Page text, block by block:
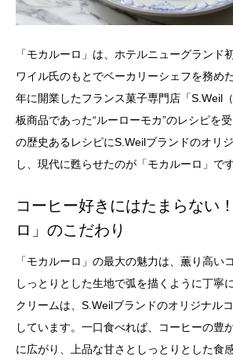
「モカルーロ」は、ホテルニューグランド
ワイル氏のもとでベーカリーシェフを務め
年に開業したフランス菓子専門店「S.Weil
板商品であった“ルーローモカ”のレシピを
の歴史あるレシピにS.Weilブランドのオリ
し、現代に甦らせたのが「モカルーロ」です
コーヒー好きにはたまらない
ロ」のこだわり
「モカルーロ」の最大の魅力は、薫り高い
しっとりとした生地で弧を描くように丁寧
クリームは、S.Weilブランドのオリジナル
しています。一口食べれば、コーヒーの豊
に広がり、上品な甘さとしっとりとした食